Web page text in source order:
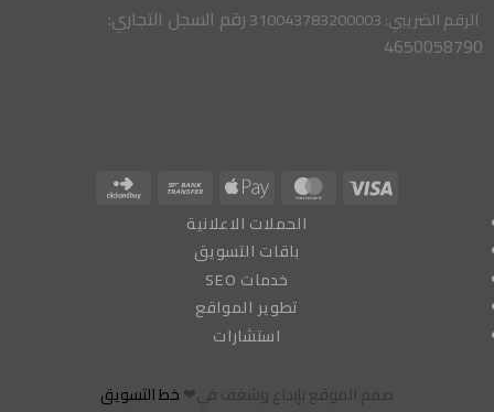
الرقم الضريبي: 310043783200003
رقم السجل التجاري:
4650058790
Visa
MasterCard
Apple
Pay
Bank
الحملات الاعلانية
باقات التسويق
خدمات SEO
تطوير المواقع
استشارات
صمم الموقع بإبداع وشغف في❤خط التسويق